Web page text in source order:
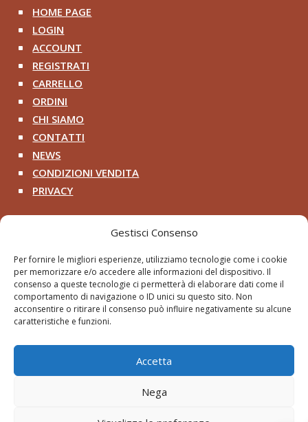
Gestisci Consenso
Per fornire le migliori esperienze, utilizziamo tecnologie come i cookie
per memorizzare e/o accedere alle informazioni del dispositivo. Il
consenso a queste tecnologie ci permetterà di elaborare dati come il
comportamento di navigazione o ID unici su questo sito. Non
acconsentire o ritirare il consenso può influire negativamente su alcune
caratteristiche e funzioni.
Accetta
Nega
^ HOME PAGE
^ LOGIN
^ ACCOUNT
^ REGISTRATI
^ CARRELLO
^ ORDINI
^ CHI SIAMO
^ CONTATTI
^ NEWS
^ CONDIZIONI VENDITA
^ PRIVACY
 +39 333 200 8218
 pithosancientart@gmail.com
 Via Roma 2 – Cerveteri RM